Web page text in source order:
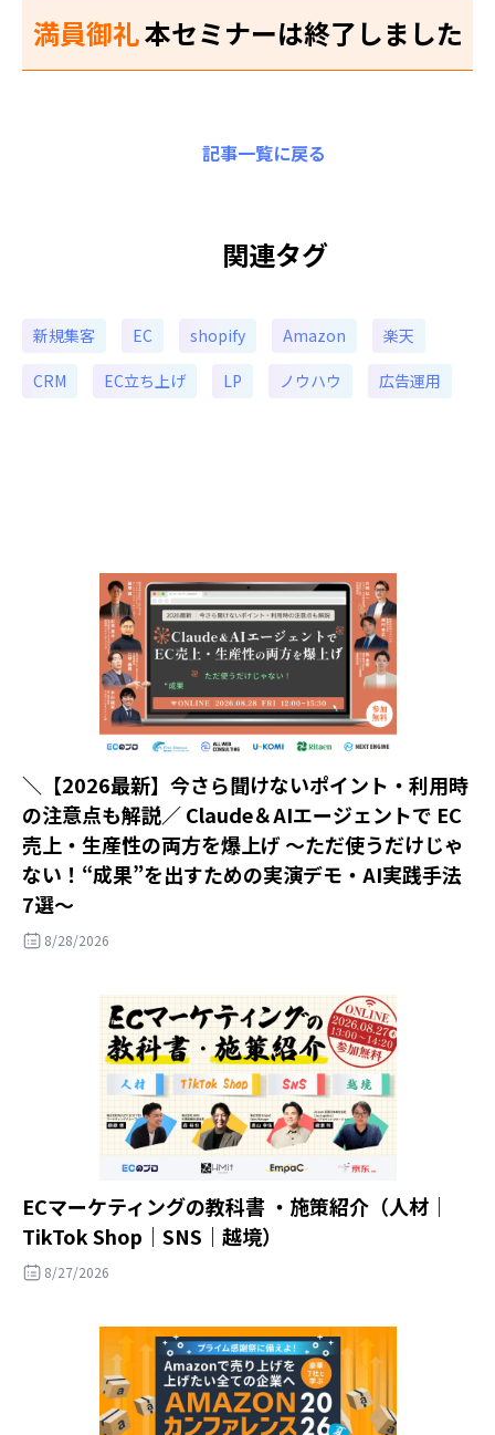
満員御礼本セミナーは終了しました
記事一覧に戻る
関連タグ
新規集客 EC shopify Amazon 楽天
CRM EC立ち上げ LP ノウハウ 広告運用
＼【2026最新】今さら聞けないポイント・利用時
の注意点も解説／ Claude＆AIエージェントで EC
売上・生産性の両方を爆上げ ～ただ使うだけじゃ
ない！“成果”を出すための実演デモ・AI実践手法
7選～
8/28/2026
ECマーケティングの教科書 ・施策紹介（人材｜
TikTok Shop｜SNS｜越境）
8/27/2026